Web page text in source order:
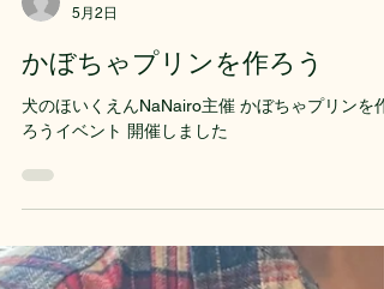
KIMITO
5月2日
かぼちゃプリンを作ろう
ろうイベント 開催しました